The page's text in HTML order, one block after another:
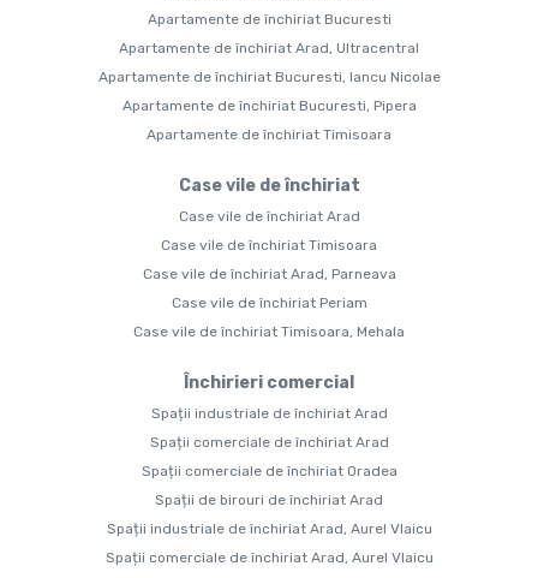
Apartamente de închiriat Bucuresti
Apartamente de închiriat Arad, Ultracentral
Apartamente de închiriat Bucuresti, Iancu Nicolae
Apartamente de închiriat Bucuresti, Pipera
Apartamente de închiriat Timisoara
Case vile de închiriat
Case vile de închiriat Arad
Case vile de închiriat Timisoara
Case vile de închiriat Arad, Parneava
Case vile de închiriat Periam
Case vile de închiriat Timisoara, Mehala
Închirieri comercial
Spații industriale de închiriat Arad
Spații comerciale de închiriat Arad
Spații comerciale de închiriat Oradea
Spații de birouri de închiriat Arad
Spații industriale de închiriat Arad, Aurel Vlaicu
Spații comerciale de închiriat Arad, Aurel Vlaicu